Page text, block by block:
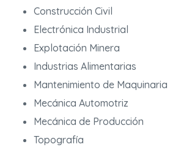
Construcción Civil
Electrónica Industrial
Explotación Minera
Industrias Alimentarias
Mantenimiento de Maquinaria
Mecánica Automotriz
Mecánica de Producción
Topografía